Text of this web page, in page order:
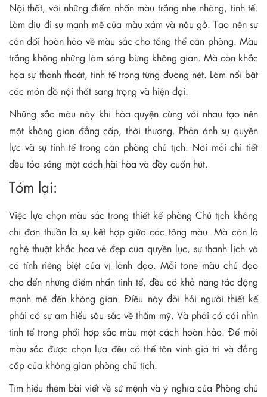
Nội thất, với những điểm nhấn màu trắng nhẹ nhàng, tinh tế.
Làm dịu đi sự mạnh mẽ của màu xám và nâu gỗ. Tạo nên sự
cân đối hoàn hảo về màu sắc cho tổng thể căn phòng. Màu
trắng không những làm sáng bừng không gian. Mà còn khắc
họa sự thanh thoát, tinh tế trong từng đường nét. Làm nổi bật
các món đồ nội thất sang trọng và hiện đại.
Những sắc màu này khi hòa quyện cùng với nhau tạo nên
một không gian đẳng cấp, thời thượng. Phản ánh sự quyền
lực và sự tinh tế trong căn phòng chủ tịch. Nơi mỗi chi tiết
đều tỏa sáng một cách hài hòa và đầy cuốn hút.
Tóm lại:
Việc lựa chọn màu sắc trong thiết kế phòng Chủ tịch không
chỉ đơn thuần là sự kết hợp giữa các tông màu. Mà còn là
nghệ thuật khắc họa vẻ đẹp của quyền lực, sự thanh lịch và
cá tính riêng biệt của vị lãnh đạo. Mỗi tone màu chủ đạo
cho đến những điểm nhấn tinh tế, đều có khả năng tác động
mạnh mẽ đến không gian. Điều này đòi hỏi người thiết kế
phải có sự am hiểu sâu sắc về thẩm mỹ. Và phải có cái nhìn
tinh tế trong phối hợp sắc màu một cách hoàn hảo. Để mỗi
màu sắc được chọn lựa đều có thể tôn vinh giá trị và đẳng
cấp của không gian phòng chủ tịch.
Tìm hiểu thêm bài viết về sứ mệnh và ý nghĩa của Phòng chủ